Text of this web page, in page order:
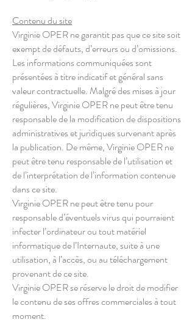
Contenu du site
Virginie OPER ne garantit pas que ce site soit
exempt de défauts, d’erreurs ou d’omissions.
Les informations communiquées sont
présentées à titre indicatif et général sans
valeur contractuelle. Malgré des mises à jour
régulières, Virginie OPER ne peut être tenu
responsable de la modification de dispositions
administratives et juridiques survenant après
la publication. De même, Virginie OPER ne
peut être tenu responsable de l’utilisation et
de l’interprétation de l’information contenue
dans ce site.
Virginie OPER ne peut être tenu pour
responsable d’éventuels virus qui pourraient
infecter l’ordinateur ou tout matériel
informatique de l’Internaute, suite à une
utilisation, à l’accès, ou au téléchargement
provenant de ce site.
Virginie OPER se réserve le droit de modifier
le contenu de ses offres commerciales à tout
moment.